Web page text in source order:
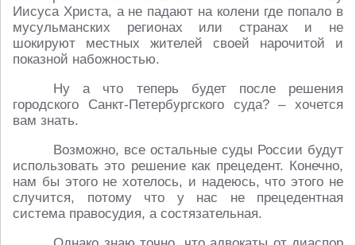
Иисуса Христа, а не падают на колени где попало в
мусульманских регионах или странах и не
шокируют местных жителей своей нарочитой и
показной набожностью.
Ну а что теперь будет после решения
городского Санкт-Петербургского суда? – хочется
вам знать.
Возможно, все остальные суды России будут
использовать это решение как прецедент. Конечно,
нам бы этого не хотелось, и надеюсь, что этого не
случится, потому что у нас не прецедентная
система правосудия, а состязательная.